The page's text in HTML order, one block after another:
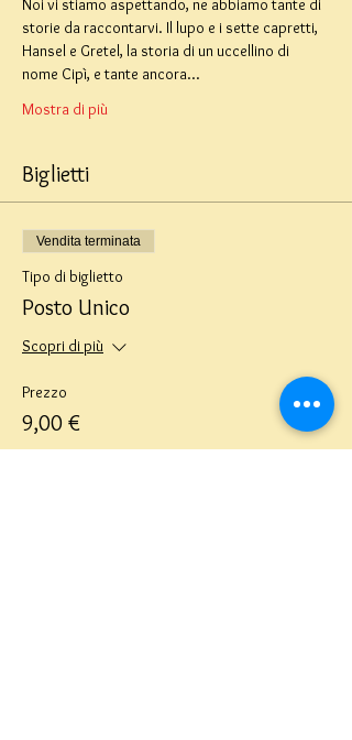
Noi vi stiamo aspettando, ne abbiamo tante di
storie da raccontarvi. Il lupo e i sette capretti,
Hansel e Gretel, la storia di un uccellino di
nome Cipì, e tante ancora…
Mostra di più
Biglietti
Vendita terminata
Tipo di biglietto
Posto Unico
Scopri di più
Prezzo
9,00 €